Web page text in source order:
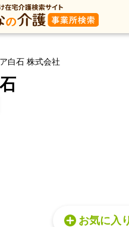
トップ
訪問介護 ケア白石
白石 株式会社
お気に入